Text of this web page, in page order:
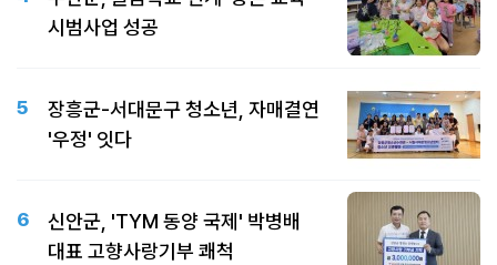
시범사업 성공
5
장흥군-서대문구 청소년, 자매결연
'우정' 잇다
6
신안군, 'TYM 동양 국제' 박병배
대표 고향사랑기부 쾌척